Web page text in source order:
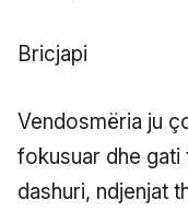
Bricjapi
Vendosmëria ju
fokusuar dhe
dashuri, ndjenjat